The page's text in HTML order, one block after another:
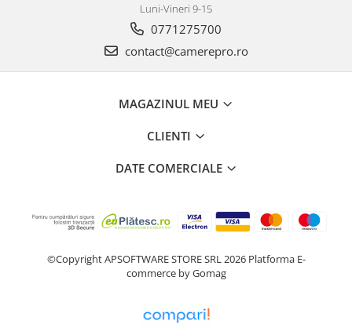
Luni-Vineri 9-15
0771275700
contact@camerepro.ro
MAGAZINUL MEU
CLIENTI
DATE COMERCIALE
©Copyright APSOFTWARE STORE SRL 2026 Platforma E-
commerce by Gomag